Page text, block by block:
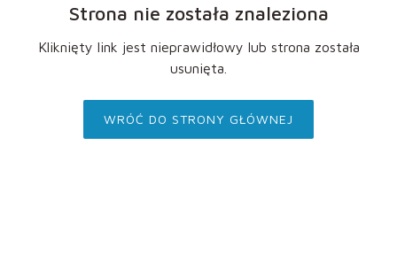
Strona nie została znaleziona
Kliknięty link jest nieprawidłowy lub strona została
usunięta.
WRÓĆ DO STRONY GŁÓWNEJ